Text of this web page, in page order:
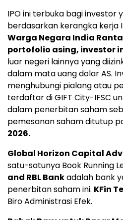
IPO ini terbuka bagi investor
berdasarkan kerangka kerja
Warga Negara India
portofolio asing, investor
luar negeri lainnya yang
dalam mata uang dolar AS.
menghubungi pialang atau
terdaftar di GIFT City-IFSC
dalam penerbitan saham
pemesanan saham ditutup
2026.
Global Horizon Capital
satu-satunya Book Running
and RBL Bankadalah bank
penerbitan saham ini. KFin
Biro Administrasi Efek.